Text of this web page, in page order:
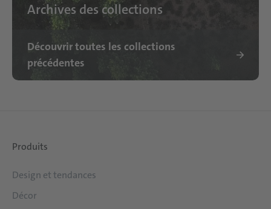
Archives des collections
Découvrir toutes les collections
précédentes
Produits
Design et tendances
Décor